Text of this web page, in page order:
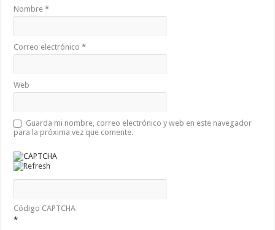
Nombre*
Correo electrónico*
Web
Guarda mi nombre, correo electrónico y web en este navegador
para la próxima vez que comente.
Código CAPTCHA
*